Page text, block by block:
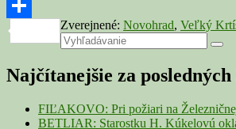
Copy
Link
Share
Zverejnené: Novohrad, Veľký
Primary
Sidebar
Widget
Area
Search
for:
Najčítanejšie za
FIĽAKOVO: Pri požiari na
BETLIAR: Starostku H. Kúkelovú